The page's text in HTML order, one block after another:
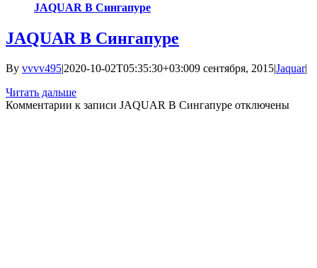
JAQUAR В Сингапуре
JAQUAR В Сингапуре
By vvvv495|2020-10-02T05:35:30+03:009 сентября, 2015|Jaquar|
Читать дальше
Комментарии к записи JAQUAR В Сингапуре отключены